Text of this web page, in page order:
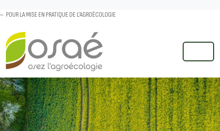
POUR LA MISE EN PRATIQUE DE L'AGROÉCOLOGIE
MENU